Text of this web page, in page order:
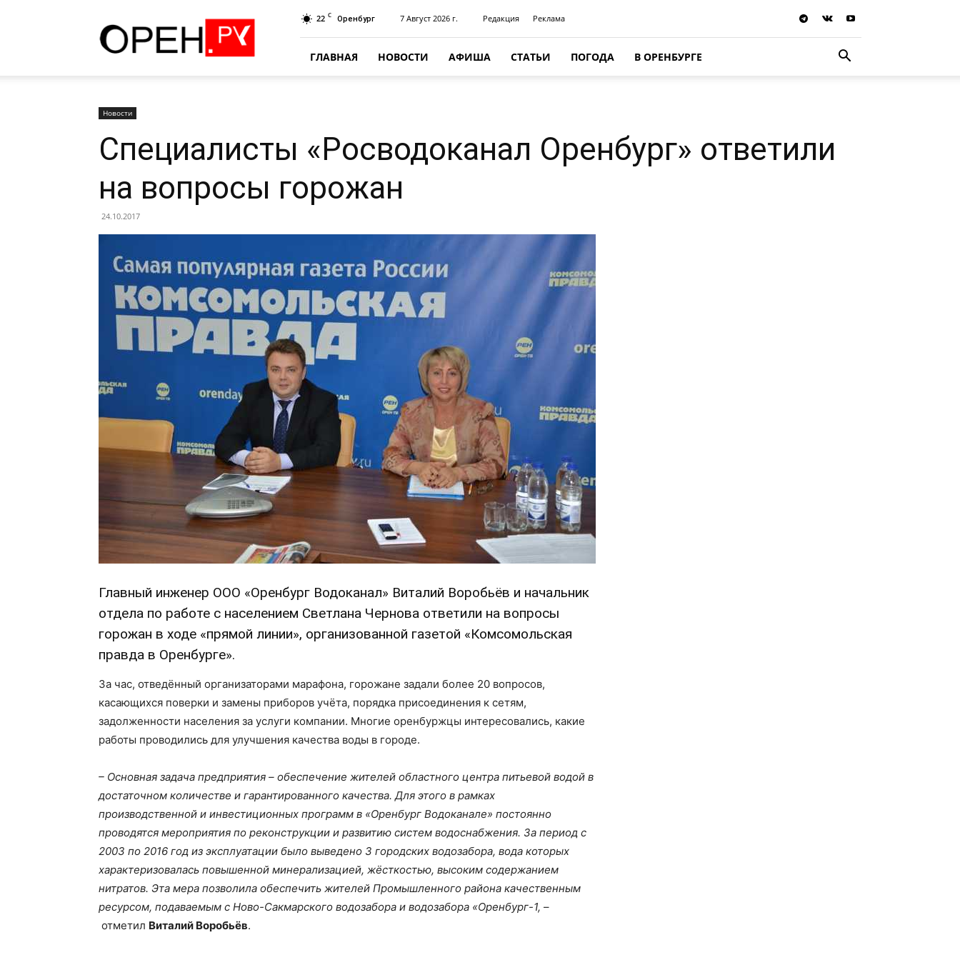
22 C Оренбург 7 Август 2026 г. Редакция Реклама
ГЛАВНАЯ НОВОСТИ АФИША СТАТЬИ ПОГОДА В ОРЕНБУРГЕ
Новости
Специалисты «Росводоканал Оренбург» ответили
на вопросы горожан
24.10.2017
Главный инженер ООО «Оренбург Водоканал» Виталий Воробьёв и начальник
отдела по работе с населением Светлана Чернова ответили на вопросы
горожан в ходе «прямой линии», организованной газетой «Комсомольская
правда в Оренбурге».
За час, отведённый организаторами марафона, горожане задали более 20 вопросов,
касающихся поверки и замены приборов учёта, порядка присоединения к сетям,
задолженности населения за услуги компании. Многие оренбуржцы интересовались, какие
работы проводились для улучшения качества воды в городе.
– Основная задача предприятия – обеспечение жителей областного центра питьевой водой в
достаточном количестве и гарантированного качества. Для этого в рамках
производственной и инвестиционных программ в «Оренбург Водоканале» постоянно
проводятся мероприятия по реконструкции и развитию систем водоснабжения. За период с
2003 по 2016 год из эксплуатации было выведено 3 городских водозабора, вода которых
характеризовалась повышенной минерализацией, жёсткостью, высоким содержанием
нитратов. Эта мера позволила обеспечить жителей Промышленного района качественным
ресурсом, подаваемым с Ново-Сакмарского водозабора и водозабора «Оренбург-1, –
отметил Виталий Воробьёв.